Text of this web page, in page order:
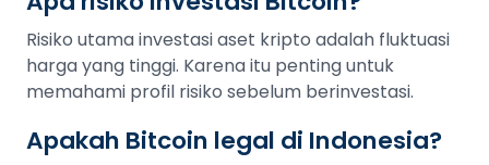
Risiko utama investasi aset kripto adalah fluktuasi
harga yang tinggi. Karena itu penting untuk
memahami profil risiko sebelum berinvestasi.
Apakah Bitcoin legal di Indonesia?